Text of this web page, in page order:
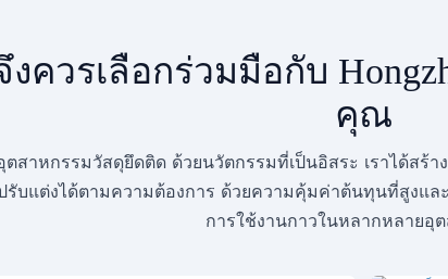
งควรเลือกร่วมมือกับ
คุณ
ตสาหกรรมวัสดุยึดติด ด้วยนวัตกรรมที่เป็นอิสระ เราได้
บแต่งได้ตามความต้องการ ด้วยความคุ้มค่าต้นทุนที่สูงแล
การใช้งานกาวในหลากหลายอุ